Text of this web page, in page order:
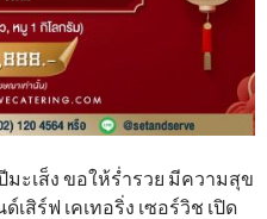
ะเส็ง ขอให้ร่ำรวย มีความสุข
เสิร์ฟ เคเทอริ่ง เซอร์วิช เปิด